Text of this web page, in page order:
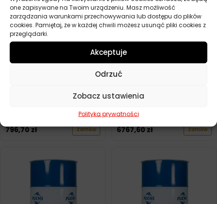
one zapisywane na Twoim urządzeniu. Masz możliwość
zarządzania warunkami przechowywania lub dostępu do plików
cookies. Pamiętaj, że w każdej chwili możesz usunąć pliki cookies z
przeglądarki.
Akceptuje
Odrzuć
Zobacz ustawienia
Polityka prywatności
796,70zł Zamów
6767,60zł Zamów